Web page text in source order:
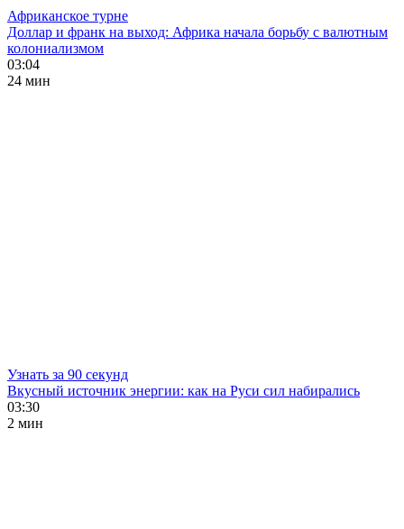
Африканское турне
Доллар и франк на выход: Африка начала борьбу с валютным
колониализмом
03:04
24 мин
Узнать за 90 секунд
Вкусный источник энергии: как на Руси сил набирались
03:30
2 мин